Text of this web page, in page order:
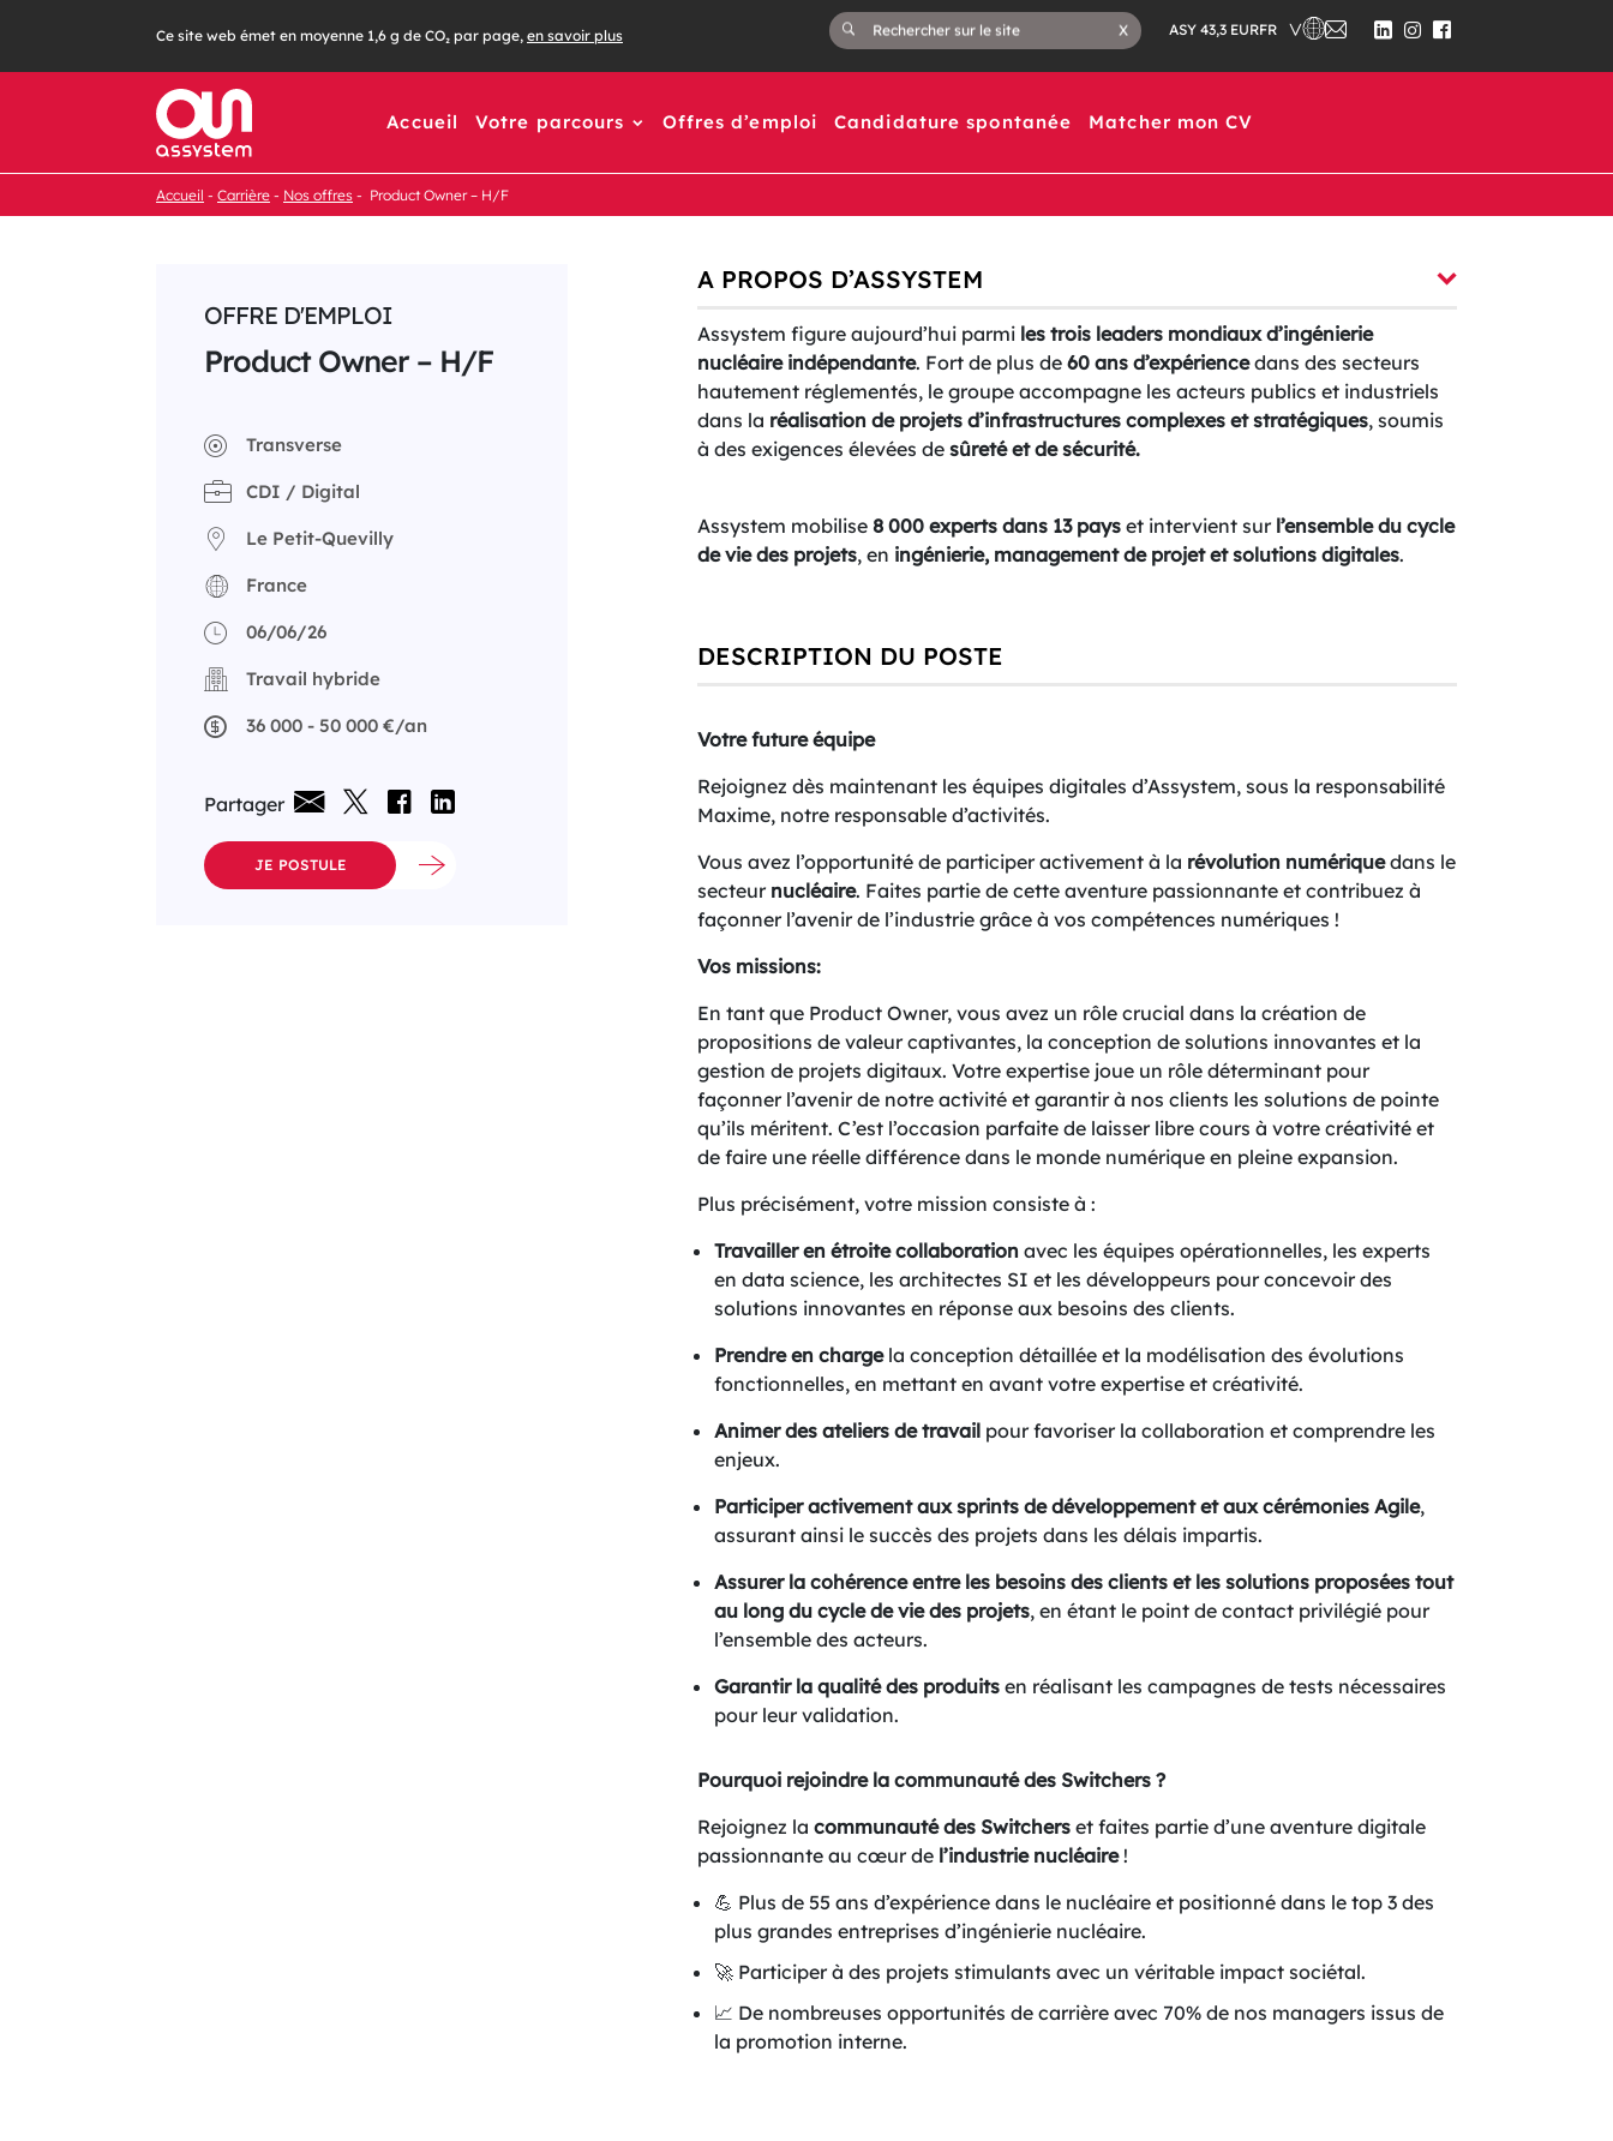
contenu
Ce site web émet en moyenne 1,6 g de CO₂ par page, en savoir plus XFERMER
LE
CHAMP
RECHERCHE
ASY 43,3 EURFR CHOISISSEZ UN PAYS DANS LEQUEL
NOUS
NOUSNOUSNOUS
Accueil Votre parcours Offres d’emploi Candidature spontanée Matcher mon CV
Accueil Carrière Nos offres Product Owner – H/F
OFFRE D'EMPLOI
Product Owner – H/F
Transverse
CDI / Digital
Le Petit-Quevilly
France
06/06/26
Travail hybride
36 000 - 50 000 €/an
Partager
JE POSTULE
A PROPOS D’ASSYSTEM
Assystem figure aujourd’hui parmiles trois leaders mondiaux d’ingénierie
nucléaire indépendante. Fort de plus de 60 ans d’expériencedans des secteurs
hautement réglementés, le groupe accompagne les acteurs publics et industriels
dans la réalisation de projets d’infrastructures complexes et stratégiques, soumis
à des exigences élevées de sûreté et de sécurité.
Assystem mobilise8 000 experts dans 13 payset intervient surl’ensemble du cycle
de vie des projets, en ingénierie, management de projet et solutions digitales.
DESCRIPTION DU POSTE
Votre future équipe
Rejoignez dès maintenant les équipes digitales d’Assystem, sous la responsabilité
Maxime, notre responsable d’activités.
Vous avez l’opportunité de participer activement à la révolution numériquedans le
secteur nucléaire. Faites partie de cette aventure passionnante et contribuez à
façonner l’avenir de l’industrie grâce à vos compétences numériques !
Vos missions:
En tant que Product Owner, vous avez un rôle crucial dans la création de
propositions de valeur captivantes, la conception de solutions innovantes et la
gestion de projets digitaux. Votre expertise joue un rôle déterminant pour
façonner l’avenir de notre activité et garantir à nos clients les solutions de pointe
qu’ils méritent. C’est l’occasion parfaite de laisser libre cours à votre créativité et
de faire une réelle différence dans le monde numérique en pleine expansion.
Plus précisément, votre mission consiste à :
Travailler en étroite collaboration avec les équipes opérationnelles, les experts
en data science, les architectes SI et les développeurs pour concevoir des
solutions innovantes en réponse aux besoins des clients.
Prendre en chargela conception détaillée et la modélisation des évolutions
fonctionnelles, en mettant en avant votre expertise et créativité.
Animer des ateliers de travail pour favoriser la collaboration et comprendre les
enjeux.
Participer activement aux sprints de développement et aux cérémonies Agile,
assurant ainsi le succès des projets dans les délais impartis.
Assurer la cohérence entre les besoins des clients et les solutions proposées tout
au long du cycle de vie des projets, en étant le point de contact privilégié pour
l’ensemble des acteurs.
Garantir la qualité des produitsen réalisant les campagnes de tests nécessaires
pour leur validation.
Pourquoi rejoindre la communauté des Switchers ?
Rejoignez la communauté des Switcherset faites partie d’une aventure digitale
passionnante au cœur de l’industrie nucléaire!
💪 Plus de 55 ans d’expérience dans le nucléaire et positionné dans le top 3 des
plus grandes entreprises d’ingénierie nucléaire.
🚀 Participer à des projets stimulants avec un véritable impact sociétal.
📈 De nombreuses opportunités de carrière avec 70% de nos managers issus de
la promotion interne.